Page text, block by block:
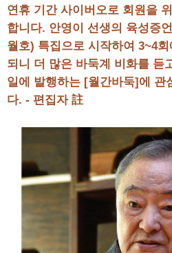
연휴 기간 사이버오로 회원을
합니다. 안영이 선생의 육성증
월호) 특집으로 시작하여 3~4
되니 더 많은 바둑계 비화를 듣
일에 발행하는 [월간바둑]에 관
다. - 편집자 註